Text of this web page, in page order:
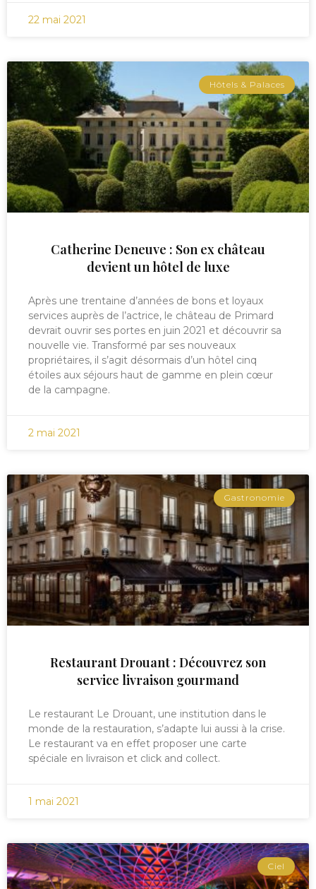
22 mai 2021
Hôtels & Palaces
Catherine Deneuve : Son ex château
devient un hôtel de luxe
Après une trentaine d’années de bons et loyaux
services auprès de l’actrice, le château de Primard
devrait ouvrir ses portes en juin 2021 et découvrir sa
nouvelle vie. Transformé par ses nouveaux
propriétaires, il s’agit désormais d’un hôtel cinq
étoiles aux séjours haut de gamme en plein cœur
de la campagne.
2 mai 2021
Gastronomie
Restaurant Drouant : Découvrez son
service livraison gourmand
Le restaurant Le Drouant, une institution dans le
monde de la restauration, s’adapte lui aussi à la crise.
Le restaurant va en effet proposer une carte
spéciale en livraison et click and collect.
1 mai 2021
Ciel